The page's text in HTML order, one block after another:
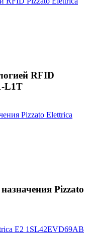
RFID
L1T
Pizzato